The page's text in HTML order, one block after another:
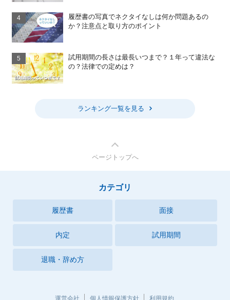
履歴書の写真でネクタイなしは何か問題あるの
か？注意点と取り方のポイント
試用期間の長さは最長いつまで？１年って違法な
の？法律での定めは？
ランキング一覧を見る
ページトップへ
カテゴリ
履歴書 面接
内定 試用期間
退職・辞め方
運営会社 個人情報保護方針 利用規約